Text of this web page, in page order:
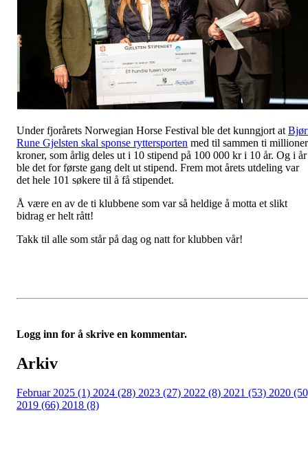
Under fjorårets Norwegian Horse Festival ble det kunngjort at
Rune Gjelsten skal sponse ryttersporten med til sammen ti millioner
kroner, som årlig deles ut i 10 stipend på 100 000 kr i 10 år. Og i år
ble det for første gang delt ut stipend. Frem mot årets utdeling var
det hele 101 søkere til å få stipendet.
Å være en av de ti klubbene som var så heldige å motta et slikt
bidrag er helt rått!
Takk til alle som står på dag og natt for klubben vår!
Logg inn for å skrive en kommentar.
Arkiv
Februar 2025 (1) 2024 (28) 2023 (27) 2022 (8) 2021 (53) 2020
2019 (66) 2018 (8)